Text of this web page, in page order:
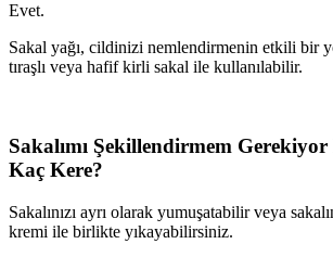
Evet.
Sakal yağı, cildinizi nemlendirmenin etkili bir
tıraşlı veya hafif kirli sakal ile kullanılabilir.
Sakalımı Şekillendirmem
Kaç Kere?
Sakalınızı ayrı olarak yumuşatabilir veya
kremi ile birlikte yıkayabilirsiniz.